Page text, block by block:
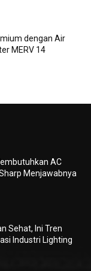
dengan Air
MERV 14
AC
Menjawabnya
Sehat, Ini Tren
Industri Lighting